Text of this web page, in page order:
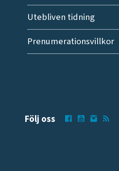
Utebliven tidning
Prenumerationsvillkor
Följ oss